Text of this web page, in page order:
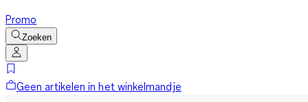
Promo
Zoeken
Geen artikelen in het winkelmandje